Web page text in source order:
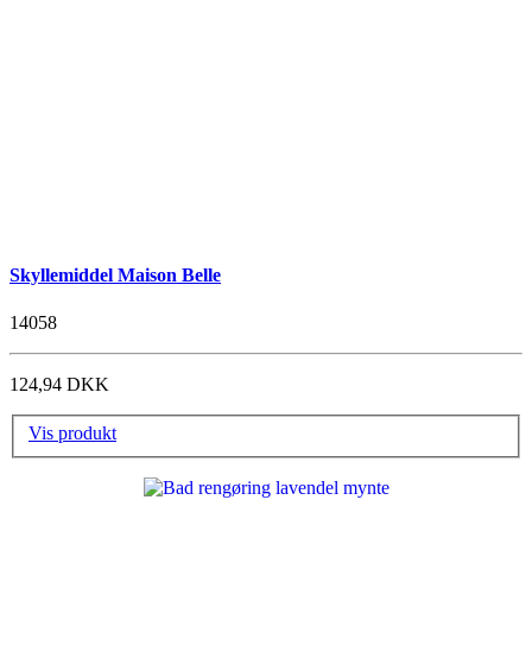
Skyllemiddel Maison Belle
14058
124,94 DKK
Vis produkt